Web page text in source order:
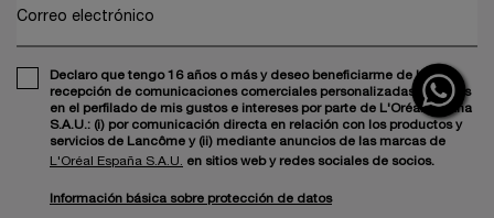
Correo electrónico
Declaro que tengo 16 años o más y deseo beneficiarme de la
recepción de comunicaciones comerciales personalizadas basadas
en el perfilado de mis gustos e intereses por parte de L'Oréal España
S.A.U.: (i) por comunicación directa en relación con los productos y
servicios de Lancôme y (ii) mediante anuncios de las marcas de
L'Oréal España S.A.U. en sitios web y redes sociales de socios.
Información básica sobre protección de datos